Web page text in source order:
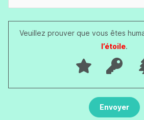
Veuillez prouver que vous êtes
l’étoile.